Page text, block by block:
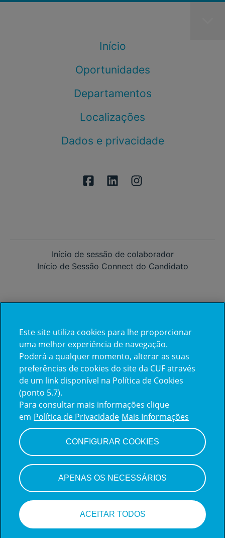
Início
Oportunidades
Departamentos
Localizações
Dados e privacidade
Início de sessão de colaborador
Início de Sessão Connect do Candidato
Já trabalha na CUF?
Vamos encontrar juntos o seu
próximo colega de equipe.
Iniciar sessão
Sistema de monitoramento de candidatosda Teamtailor
Este site utiliza cookies para lhe proporcionar
uma melhor experiência de navegação.
Poderá a qualquer momento, alterar as suas
preferências de cookies do site da CUF através
de um link disponível na Política de Cookies
(ponto 5.7).
Para consultar mais informações clique
em Política de Privacidade Mais Informações
CONFIGURAR COOKIES
APENAS OS NECESSÁRIOS
ACEITAR TODOS